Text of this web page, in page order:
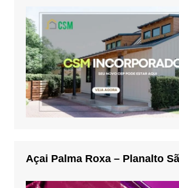
Açai Palma Roxa – Planalto